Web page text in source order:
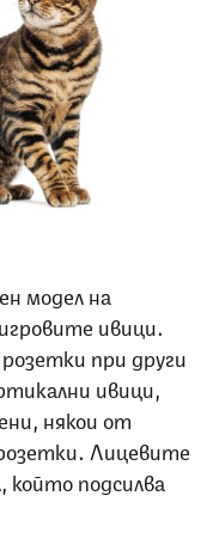
модел на
ивици.
при други
ивици,
някои от
Лицевите
който подсилва